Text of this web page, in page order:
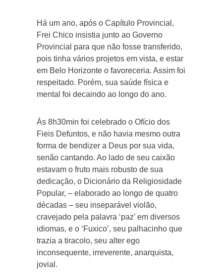
Há um ano, após o Capítulo Provincial,
Frei Chico insistia junto ao Governo
Provincial para que não fosse transferido,
pois tinha vários projetos em vista, e estar
em Belo Horizonte o favoreceria. Assim foi
respeitado. Porém, sua saúde física e
mental foi decaindo ao longo do ano.
Às 8h30min foi celebrado o Ofício dos
Fieis Defuntos, e não havia mesmo outra
forma de bendizer a Deus por sua vida,
senão cantando. Ao lado de seu caixão
estavam o fruto mais robusto de sua
dedicação, o Dicionário da Religiosidade
Popular, – elaborado ao longo de quatro
décadas – seu inseparável violão,
cravejado pela palavra ‘paz’ em diversos
idiomas, e o ‘Fuxico’, seu palhacinho que
trazia a tiracolo, seu alter ego
inconsequente, irreverente, anarquista,
jovial.